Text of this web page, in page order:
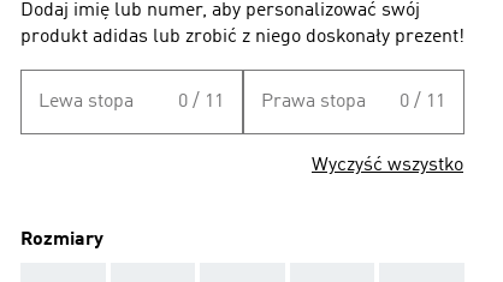
Dodaj imię lub numer, aby personalizować swój
produkt adidas lub zrobić z niego doskonały prezent!
Lewa stopa 0 / 11 Prawa stopa 0 / 11
Wyczyść wszystko
Rozmiary